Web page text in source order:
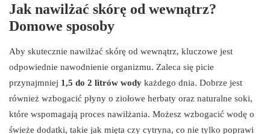
Jak nawilżać skórę od wewnątrz?
Domowe sposoby
Aby skutecznie nawilżać skórę od wewnątrz, kluczowe jest
odpowiednie nawodnienie organizmu. Zaleca się picie
przynajmniej 1,5 do 2 litrów wody każdego dnia. Dobrze jest
również wzbogacić płyny o ziołowe herbaty oraz naturalne soki,
które wspomagają proces nawilżania. Możesz wzbogacić wodę o
świeże dodatki, takie jak mięta czy cytryna, co nie tylko poprawi